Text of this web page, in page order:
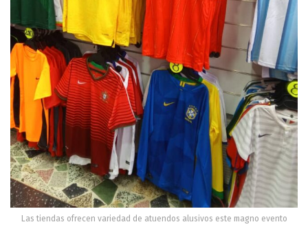
Las tiendas ofrecen variedad de atuendos alusivos este magno evento